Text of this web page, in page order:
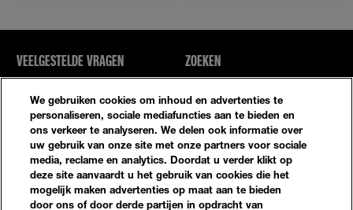
VEELGESTELDE VRAGEN
NEEM CONTACT MET ONS OP
ZOEKEN
SITE-OVERZICHT
Privacybeleid Algemene Voorwaarden
Cookie-Instellingen
We gebruiken cookies om inhoud en advertenties te
personaliseren, sociale mediafuncties aan te bieden en
ons verkeer te analyseren. We delen ook informatie over
uw gebruik van onze site met onze partners voor sociale
media, reclame en analytics. Doordat u verder klikt op
deze site aanvaardt u het gebruik van cookies die het
mogelijk maken advertenties op maat aan te bieden
door ons of door derde partijen in opdracht van